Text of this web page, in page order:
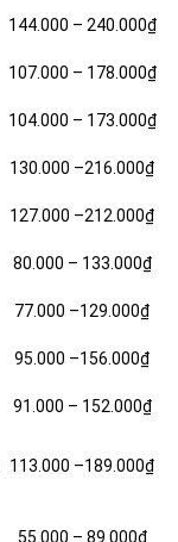
144.000 – 240.000₫
107.000 – 178.000₫
104.000 – 173.000₫
130.000 –216.000₫
127.000 –212.000₫
80.000 – 133.000₫
77.000 –129.000₫
95.000 –156.000₫
91.000 – 152.000₫
113.000 –189.000₫
55.000 – 89.000₫